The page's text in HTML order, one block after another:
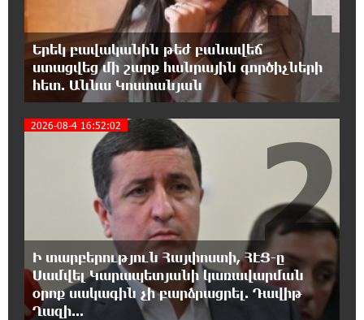
Գառնիկ Դավթյան
18:37:08 7-08-2026
Այսօր ամոթի օր է, այսօր Էջմիածնում
դատում են Ամենայն Հայոց Կաթողիկոսին.
Մարիաննա Ղահրամանյան
18:32:23 7-08-2026
«հակասաֆարովյան» օրենսդրական
նախաձեռնության վերաբերյալ
հիմանվորումներ․ Շիրազ Մանուկյան
18:26:59 7-08-2026
Վեհափառ Հայրապետի շուրջ խայտառակ
զարգացումների, Գյուղացիներին
վերաբերող առաջնային հարցերի մասին՝
գյուղտեխնիկայից մինչև անվճար երթուղի. Անդրանիկ
Երեկ բավականին թեժ բանավեճ
ստացվեց մի շարք հանրային գործիչների
հետ. Աննա Կոստանյան
2026-08-4 16:52:02
Ի տարբերություն Հայփոստի, ՀԷՑ-ը
Սամվել Կարապետյանի կառավարման
օրոք սակագին չի բարձրացրել. Դավիթ
Ղազի...
2